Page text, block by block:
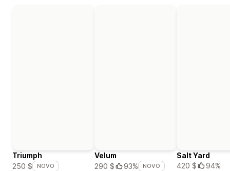
Triumph
250 $
NOVO
Velum
290 $
93% NOVO
Salt Yard
420 $
94%